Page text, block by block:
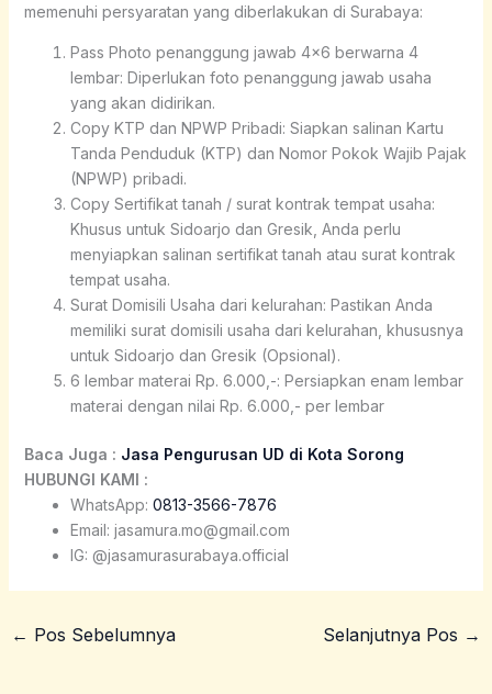
memenuhi persyaratan yang diberlakukan di Surabaya:
Pass Photo penanggung jawab 4×6 berwarna 4
lembar: Diperlukan foto penanggung jawab usaha
yang akan didirikan.
Copy KTP dan NPWP Pribadi: Siapkan salinan Kartu
Tanda Penduduk (KTP) dan Nomor Pokok Wajib Pajak
(NPWP) pribadi.
Copy Sertifikat tanah / surat kontrak tempat usaha:
Khusus untuk Sidoarjo dan Gresik, Anda perlu
menyiapkan salinan sertifikat tanah atau surat kontrak
tempat usaha.
Surat Domisili Usaha dari kelurahan: Pastikan Anda
memiliki surat domisili usaha dari kelurahan, khususnya
untuk Sidoarjo dan Gresik (Opsional).
6 lembar materai Rp. 6.000,-: Persiapkan enam lembar
materai dengan nilai Rp. 6.000,- per lembar
Baca Juga : Jasa Pengurusan UD di Kota Sorong
HUBUNGI KAMI :
WhatsApp: 0813-3566-7876
Email: jasamura.mo@gmail.com
IG: @jasamurasurabaya.official
← Pos Sebelumnya Selanjutnya Pos →